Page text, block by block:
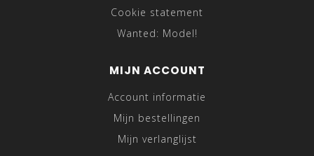
Cookie statement
Wanted: Model!
MIJN ACCOUNT
Account informatie
Mijn bestellingen
Mijn verlanglijst